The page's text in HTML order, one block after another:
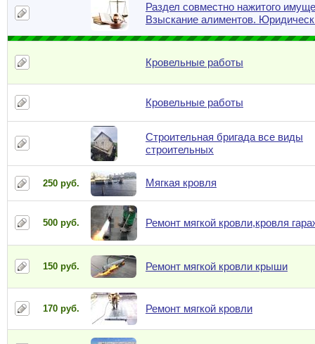
Раздел совместно нажитого
Взыскание алиментов.
Кровельные работы
Кровельные работы
Строительная бригада все виды
строительных
250 руб. Мягкая кровля
500 руб. Ремонт мягкой кровли,кровля
150 руб. Ремонт мягкой кровли крыши
170 руб. Ремонт мягкой кровли